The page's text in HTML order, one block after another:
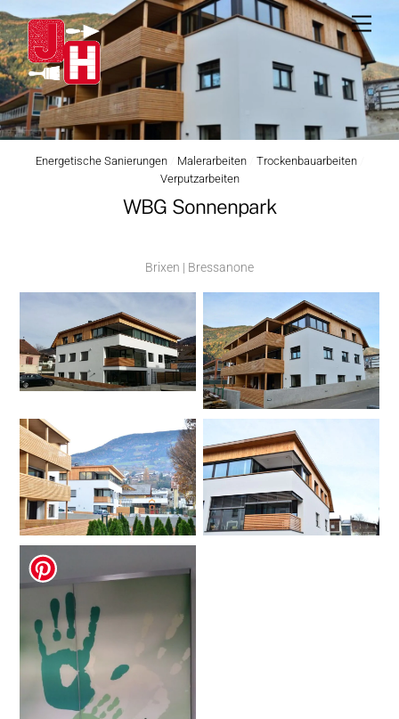
Skip
to
content
Energetische Sanierungen Malerarbeiten Trockenbauarbeiten
Verputzarbeiten
WBG Sonnenpark
Brixen | Bressanone